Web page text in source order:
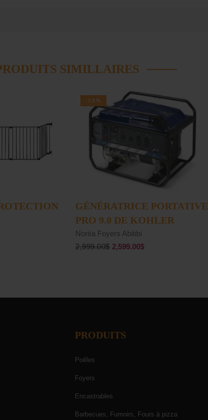
SIMILLAIRES
PANIER
-13%
AJOUTER AU PANIER
GÉNÉRATRICE PORTATIVE
PRO 9.0 DE KOHLER
Noréa Foyers Abitibi
2,999.00$ 2,599.00$
PRODUITS
Poêles
Foyers
Encastrables
Barbecues, Fumoirs, Fours à pizza